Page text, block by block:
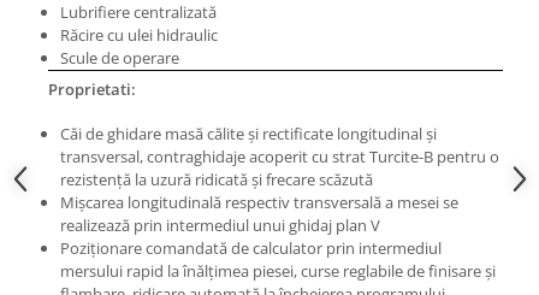
Masini electrice de filetat
Exhaustor pentru aschii metal
Masini de gaurit cu talpa
magnetica
Instalatii de spalare a pieselor
Lame de ferastrau cu varf din
carbura
Lame de ferăstrău cu acoperire
Panze de taiere cu banda verticala
Panze de taiere metal pentru
ferastraie
Roti de lustruit
Standuri pentru ferăstraie cu
Lubrifiere centralizată
Răcire cu ulei hidraulic
Scule de operare
Proprietati:
Căi de ghidare masă călite şi rectificate longitudinal şi
transversal, contraghidaje acoperit cu strat Turcite-B pentru o
rezistenţă la uzură ridicată şi frecare scăzută
Mişcarea longitudinală respectiv transversală a mesei se
realizează prin intermediul unui ghidaj plan V
Poziţionare comandată de calculator prin intermediul
mersului rapid la înălţimea piesei, curse reglabile de finisare şi